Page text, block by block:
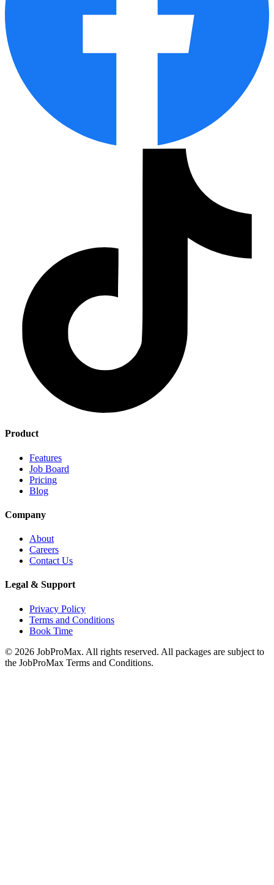
Product
Features
Job Board
Pricing
Blog
Company
About
Careers
Contact Us
Legal & Support
Privacy Policy
Terms and Conditions
Book Time
© 2026 JobProMax. All rights reserved. All packages are subject to
the JobProMax Terms and Conditions.